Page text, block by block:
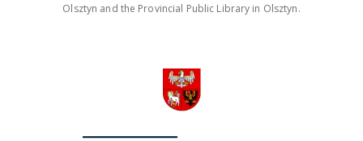
Olsztyn and the Provincial Public Library in Olsztyn.